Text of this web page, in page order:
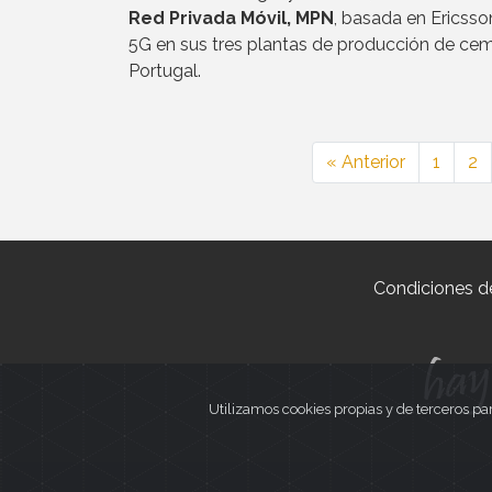
Red Privada Móvil, MPN, basada en
5G en sus tres plantas de producción de
Portugal.
« Anterior 1 2
Condiciones
Utilizamos cookies propias y de terceros